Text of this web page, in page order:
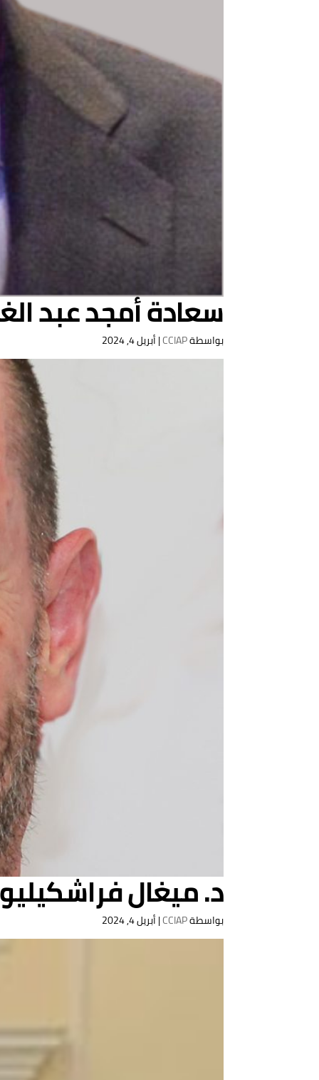
سعادة أمجد عبد
بواسطةCCIAP
|أبريل 4, 2024
د. ميغال
بواسطةCCIAP
|أبريل 4, 2024